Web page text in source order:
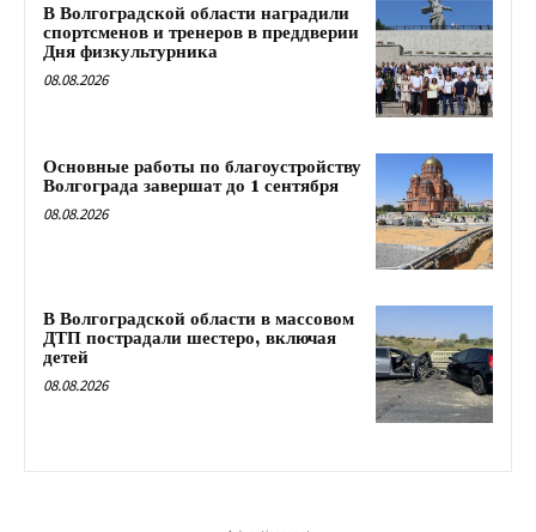
В Волгоградской области наградили
спортсменов и тренеров в преддверии
Дня физкультурника
08.08.2026
Основные работы по благоустройству
Волгограда завершат до 1 сентября
08.08.2026
В Волгоградской области в массовом
ДТП пострадали шестеро, включая
детей
08.08.2026